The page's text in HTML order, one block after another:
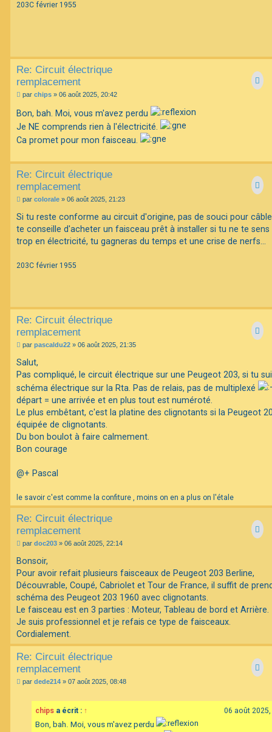
203C février 1955
Re: Circuit électrique
remplacement
M
s
s
a
e
par chips » 06 août 2025, 20:42
Bon, bah. Moi, vous m'avez perdu
Je NE comprends rien à l'électricité.
Ca promet pour mon faisceau.
Re: Circuit électrique
remplacement
M
s
a
g
e
par colorale » 06 août 2025, 21:23
Si tu reste conforme au circuit d'origine, pas de souci pour
te conseille d'acheter un faisceau prêt à installer si tu ne te sens
trop en électricité, tu gagneras du temps et une crise de nerfs...
203C février 1955
Re: Circuit électrique
remplacement
M
s
a
e
par pascaldu22 » 06 août 2025, 21:35
Salut,
Pas compliqué, le circuit électrique sur une Peugeot 203, si tu
schéma électrique sur la Rta. Pas de relais, pas de multiplexé
départ = une arrivée et en plus tout est numéroté.
Le plus embêtant, c'est la platine des clignotants si la Peugeot
équipée de clignotants.
Du bon boulot à faire calmement.
Bon courage
@+ Pascal
le savoir c'est comme la confiture , moins on en a plus on l'étale
Re: Circuit électrique
remplacement
M
s
a
g
e
par doc203 » 06 août 2025, 22:14
Bonsoir,
Pour avoir refait plusieurs faisceaux de Peugeot 203 Berline,
Découvrable, Coupé, Cabriolet et Tour de France, il suffit de
schéma des Peugeot 203 1960 avec clignotants.
Le faisceau est en 3 parties : Moteur, Tableau de bord et Arrière.
Je suis professionnel et je refais ce type de faisceaux.
Cordialement.
Re: Circuit électrique
remplacement
M
par dede214 » 07 août 2025, 08:48
chips a écrit : ↑ 06 août 2025,
Bon, bah. Moi, vous m'avez perdu